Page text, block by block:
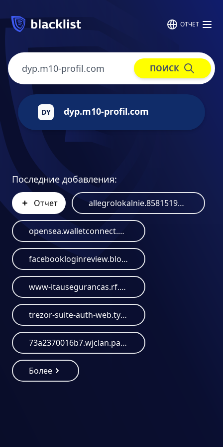
ОТЧЕТ
ПОИСК
DY dyp.m10-profil.com
Последние добавления:
Отчет allegrolokalnie.858151949.lat
opensea.walletconnect.help
facebookloginreview.blogspot.com
www-itausegurancas.rf.gd
trezor-suite-auth-web.typedream.app
73a2370016b7.wjclan.paypal-login.antimoney-laundering.org
Более